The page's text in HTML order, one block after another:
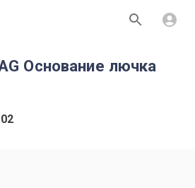
Основание лючка